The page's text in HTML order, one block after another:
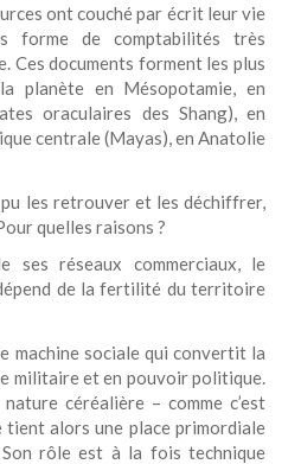
ont couché par écrit leur vie
forme de comptabilités très
Ces documents forment les plus
planète en Mésopotamie, en
oraculaires des Shang), en
centrale (Mayas), en Anatolie
pu les retrouver et les déchiffrer,
quelles raisons ?
ses réseaux commerciaux, le
de la fertilité du territoire
machine sociale qui convertit la
militaire et en pouvoir politique.
céréalière – comme c’est
tient alors une place primordiale
rôle est à la fois technique